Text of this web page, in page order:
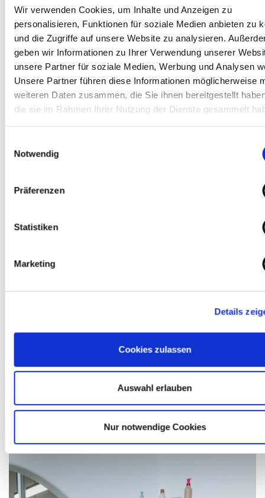
Wir verwenden Cookies, um Inhalte und Anzeigen zu
personalisieren, Funktionen für soziale Medien anbieten zu
und die Zugriffe auf unsere Website zu analysieren.
geben wir Informationen zu Ihrer Verwendung unserer
unsere Partner für soziale Medien, Werbung und Analysen
Unsere Partner führen diese Informationen möglicherweise
weiteren Daten zusammen, die Sie ihnen bereitgestellt
die sie im Rahmen Ihrer Nutzung der Dienste gesammelt
Notwendig
Präferenzen
Statistiken
Marketing
Details
Cookies zulassen
Auswahl erlauben
Nur notwendige Cookies
einfache Buchhaltung, Angebots- und
Rechnungserstellung sowie Kundenverwaltung digital
erledigen wollen – ohne komplexe ERP-Systeme.
Können bestehende Daten übernommen
werden?
Datenschutz?
Was unterscheidet Perfex CRM von anderen
Tools?
Ist eine Kombination mehrerer Tools möglich?
Welche laufenden Kosten entstehen?